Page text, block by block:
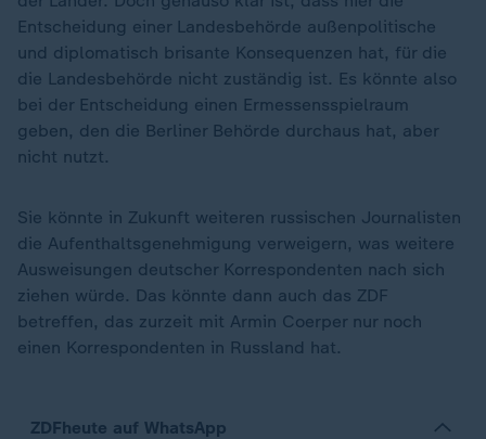
Entscheidung einer Landesbehörde außenpolitische
und diplomatisch brisante Konsequenzen hat, für die
die Landesbehörde nicht zuständig ist. Es könnte also
bei der Entscheidung einen Ermessensspielraum
geben, den die Berliner Behörde durchaus hat, aber
nicht nutzt.
Sie könnte in Zukunft weiteren russischen Journalisten
die Aufenthaltsgenehmigung verweigern, was weitere
Ausweisungen deutscher Korrespondenten nach sich
ziehen würde. Das könnte dann auch das ZDF
betreffen, das zurzeit mit Armin Coerper nur noch
einen Korrespondenten in Russland hat.
ZDFheute auf WhatsApp